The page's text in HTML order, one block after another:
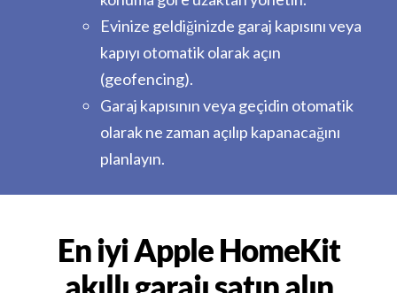
Evinize geldiğinizde garaj kapısını veya
kapıyı otomatik olarak açın
(geofencing).
Garaj kapısının veya geçidin otomatik
olarak ne zaman açılıp kapanacağını
planlayın.
En iyi Apple HomeKit